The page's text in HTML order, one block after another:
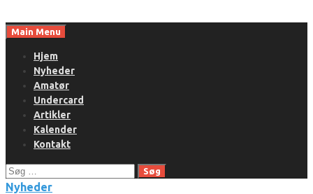
toMain Menu
Hjem
Nyheder
Amatør
Undercard
Artikler
Kalender
Kontakt
Søg
efter:
Nyheder